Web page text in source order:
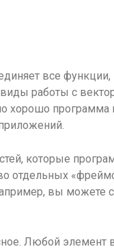
все
работы с
хорошо программа
которые
отдельных
вы можете
Любой